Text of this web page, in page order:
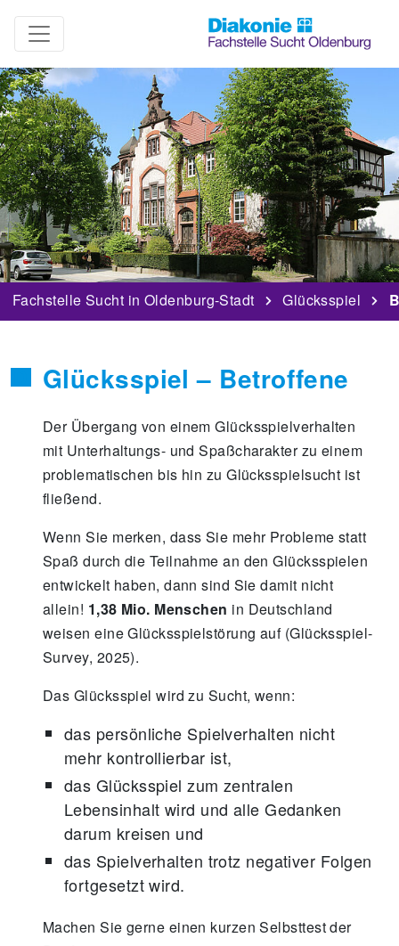
Fachstelle Sucht in Oldenburg-Stadt Glücksspiel
Glücksspiel – Betroffene
Der Übergang von einem Glücksspielverhalten
mit Unterhaltungs- und Spaßcharakter zu einem
problematischen bis hin zu Glücksspielsucht ist
fließend.
Wenn Sie merken, dass Sie mehr Probleme statt
Spaß durch die Teilnahme an den Glücksspielen
entwickelt haben, dann sind Sie damit nicht
allein! 1,38 Mio. Menschen in Deutschland
weisen eine Glücksspielstörung auf (Glücksspiel-
Survey, 2025).
Das Glücksspiel wird zu Sucht, wenn:
das persönliche Spielverhalten nicht
mehr kontrollierbar ist,
das Glücksspiel zum zentralen
Lebensinhalt wird und alle Gedanken
darum kreisen und
das Spielverhalten trotz negativer Folgen
fortgesetzt wird.
Machen Sie gerne einen kurzen Selbsttest der